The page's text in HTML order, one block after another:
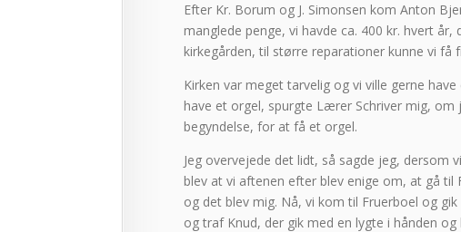
Efter Kr. Borum og J. Simonsen kom Anton
manglede penge, vi havde ca. 400 kr. hvert
kirkegården, til større reparationer kunne vi
Kirken var meget tarvelig og vi ville gerne
have et orgel, spurgte Lærer Schriver mig,
begyndelse, for at få et orgel.
Jeg overvejede det lidt, så sagde jeg, dersom
blev at vi aftenen efter blev enige om, at gå
og det blev mig. Nå, vi kom til Fruerboel og
og traf Knud, der gik med en lygte i hånden